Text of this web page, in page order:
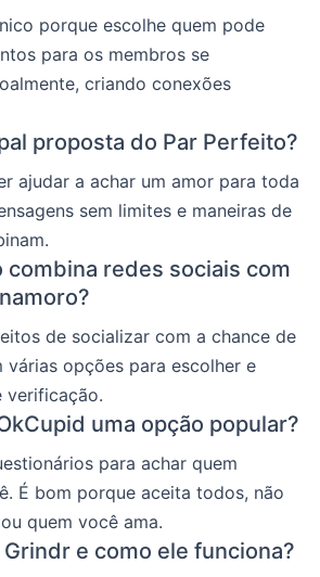
porque escolhe quem pode
para os membros se
criando conexões
proposta do Par Perfeito?
ajudar a achar um amor para toda
sem limites e maneiras de
combina redes sociais com
de socializar com a chance de
várias opções para escolher e
verificação.
uma opção popular?
para achar quem
É bom porque aceita todos, não
quem você ama.
Grindr e como ele funciona?